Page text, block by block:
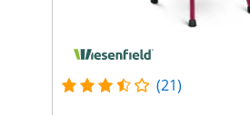
(21)